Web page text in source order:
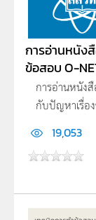
การอ่านหนัง
ข้อสอบ O-
การอ่านหนัง
กับปัญหาเรื่อ
19,053